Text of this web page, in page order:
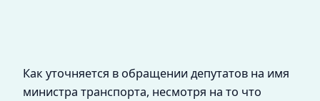
Как уточняется в обращении депутатов на имя
министра транспорта, несмотря на то что